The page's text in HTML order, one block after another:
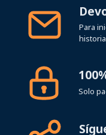
Para
Solo